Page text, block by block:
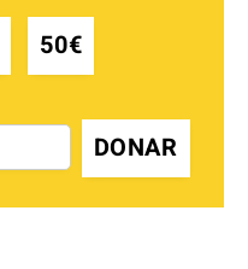
50€
DONAR